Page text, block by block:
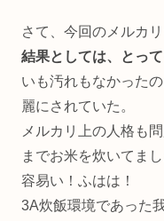
さて、今回のメルカ
結果としては、とっ
いも汚れもなかった
麗にされていた。
メルカリ上の人格も
までお米を炊いてま
容易い！ふはは！
3A炊飯環境であった